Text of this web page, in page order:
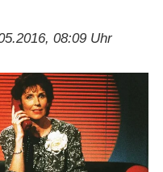
08:09 Uhr